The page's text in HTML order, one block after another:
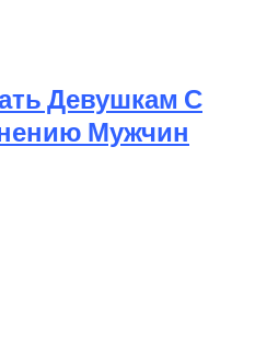
Девушкам С
Мужчин